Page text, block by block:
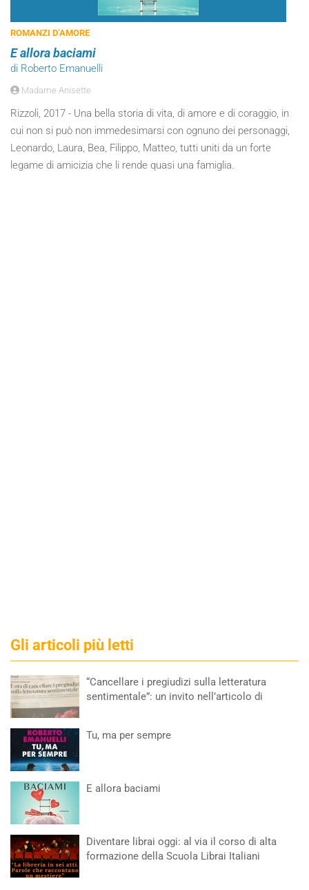
ROMANZI D’AMORE
E allora baciami
di Roberto Emanuelli
Madame Anisette
Rizzoli, 2017 - Una bella storia di vita, di amore e di coraggio, in
cui non si può non immedesimarsi con ognuno dei personaggi,
Leonardo, Laura, Bea, Filippo, Matteo, tutti uniti da un forte
legame di amicizia che li rende quasi una famiglia.
Gli articoli più letti
“Cancellare i pregiudizi sulla letteratura
sentimentale”: un invito nell’articolo di
Tu, ma per sempre
E allora baciami
Diventare librai oggi: al via il corso di alta
formazione della Scuola Librai Italiani